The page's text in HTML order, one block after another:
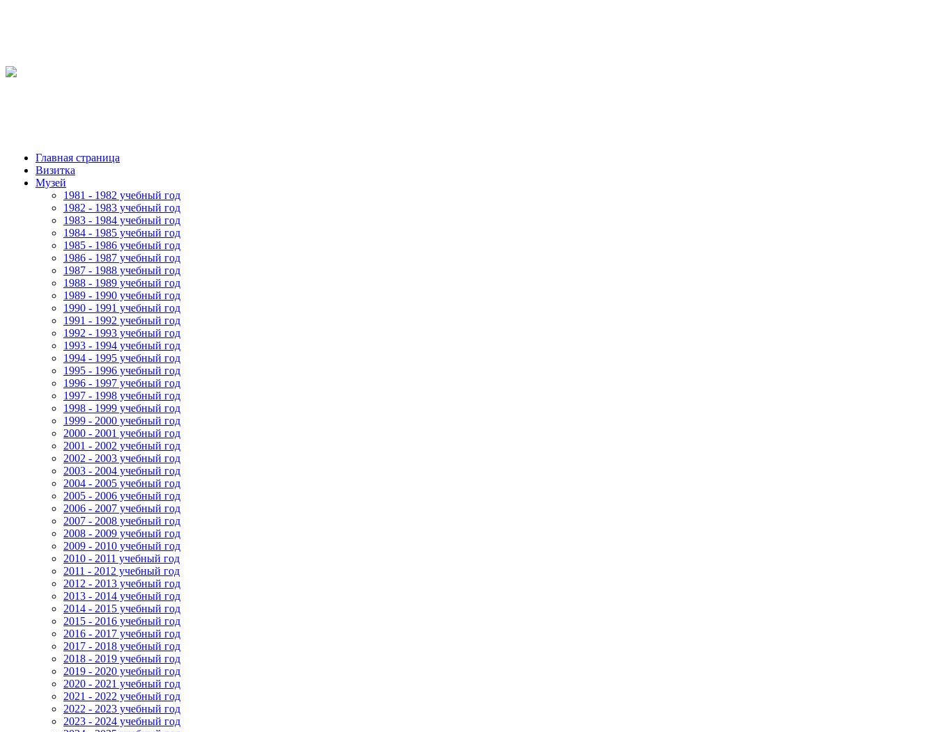
Главная страница
Визитка
Музей
1981 - 1982 учебный год
1982 - 1983 учебный год
1983 - 1984 учебный год
1984 - 1985 учебный год
1985 - 1986 учебный год
1986 - 1987 учебный год
1987 - 1988 учебный год
1988 - 1989 учебный год
1989 - 1990 учебный год
1990 - 1991 учебный год
1991 - 1992 учебный год
1992 - 1993 учебный год
1993 - 1994 учебный год
1994 - 1995 учебный год
1995 - 1996 учебный год
1996 - 1997 учебный год
1997 - 1998 учебный год
1998 - 1999 учебный год
1999 - 2000 учебный год
2000 - 2001 учебный год
2001 - 2002 учебный год
2002 - 2003 учебный год
2003 - 2004 учебный год
2004 - 2005 учебный год
2005 - 2006 учебный год
2006 - 2007 учебный год
2007 - 2008 учебный год
2008 - 2009 учебный год
2009 - 2010 учебный год
2010 - 2011 учебный год
2011 - 2012 учебный год
2012 - 2013 учебный год
2013 - 2014 учебный год
2014 - 2015 учебный год
2015 - 2016 учебный год
2016 - 2017 учебный год
2017 - 2018 учебный год
2018 - 2019 учебный год
2019 - 2020 учебный год
2020 - 2021 учебный год
2021 - 2022 учебный год
2022 - 2023 учебный год
2023 - 2024 учебный год